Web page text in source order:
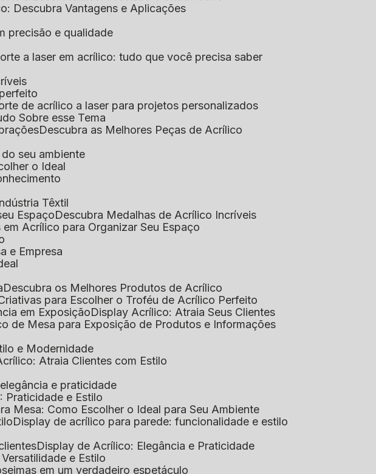
Descubra Vantagens e Aplicações
precisão e qualidade
Corte a laser em acrílico: tudo que você precisa saber
de acrílico a laser para projetos personalizados
Sobre esse Tema
Descubra as Melhores Peças de Acrílico
seu ambiente
o Ideal
Têxtil
Espaço
Descubra Medalhas de Acrílico Incríveis
em Acrílico para Organizar Seu Espaço
e Empresa
Descubra os Melhores Produtos de Acrílico
Criativas para Escolher o Troféu de Acrílico Perfeito
em Exposição
Display Acrílico: Atraia Seus Clientes
de Mesa para Exposição de Produtos e Informações
e Modernidade
Atraia Clientes com Estilo
e praticidade
Praticidade e Estilo
Mesa: Como Escolher o Ideal para Seu Ambiente
Display de acrílico para parede: funcionalidade e estilo
Display de Acrílico: Elegância e Praticidade
e Estilo
em um verdadeiro espetáculo